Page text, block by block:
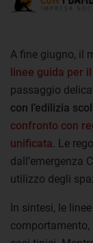
A fine giugno, il
linee guida per
passaggio
con l’edilizia
confronto con
unificata. Le
dall’emergenza
utilizzo degli
In sintesi, le